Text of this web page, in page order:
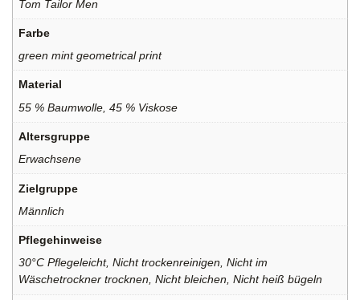
Tom Tailor Men
Farbe
green mint geometrical print
Material
55 % Baumwolle, 45 % Viskose
Altersgruppe
Erwachsene
Zielgruppe
Männlich
Pflegehinweise
30°C Pflegeleicht, Nicht trockenreinigen, Nicht im
Wäschetrockner trocknen, Nicht bleichen, Nicht heiß bügeln